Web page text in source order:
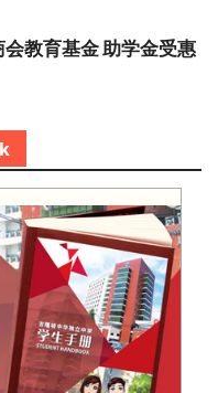
教育基金 助学金受惠